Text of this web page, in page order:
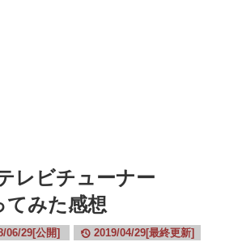
レビチューナー
てみた感想
06/29[公開] 2019/04/29[最終更新]